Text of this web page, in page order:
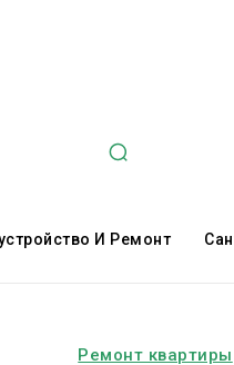
И Ремонт
Ремонт квартиры